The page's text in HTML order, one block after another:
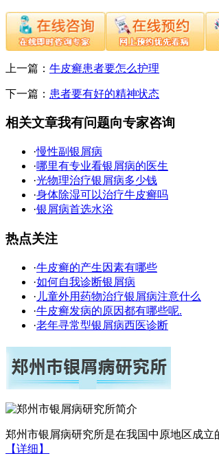
上一篇： 牛皮癣患者要怎么护理
下一篇： 患者要有好的精神状态
相关文章我有问题向专家咨询
·慢性副银屑病
·哪里有专业看银屑病的医生
·光物理治疗银屑病多少钱
·身体除湿可以治疗牛皮癣吗
·银屑病首选水浴
热点关注
·牛皮癣的产生因素有哪些
·如何自我诊断银屑病
· 儿童外用药物治疗银屑病注意什么
·牛皮癣发病的原因都有哪些呢.
·老年寻常型银屑病西医诊断
郑州市银屑病研究所是在我国中原地区成
【详细】